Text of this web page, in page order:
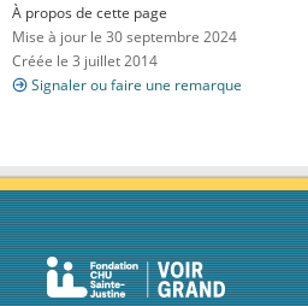
À propos de cette page
Mise à jour le 30 septembre 2024
Créée le 3 juillet 2014
Signaler ou faire une remarque